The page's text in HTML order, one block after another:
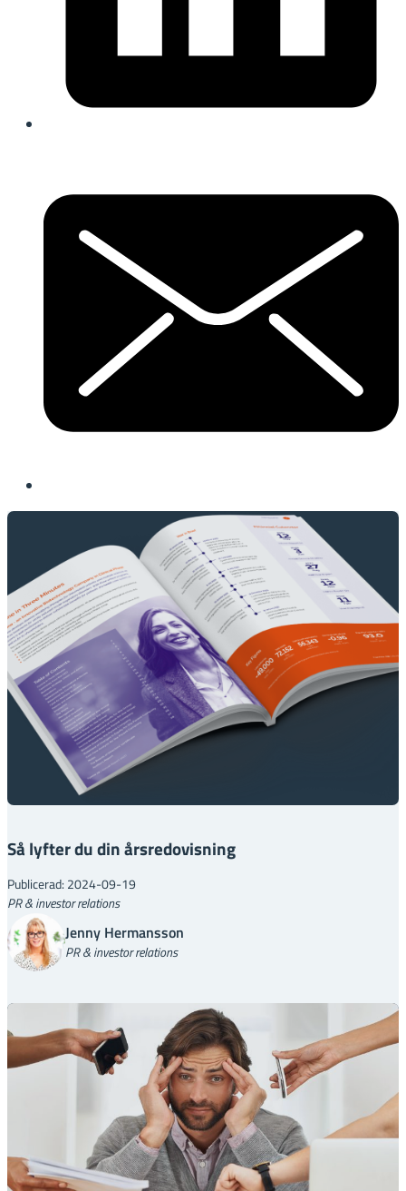
Så lyfter du din årsredovisning
Publicerad: 2024-09-19
PR & investor relations
Jenny Hermansson
PR & investor relations